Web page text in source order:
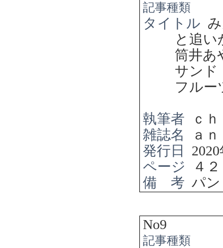
記事種類
タイトル
と追
筒井
サン
フルー
執筆者
ｃ
雑誌名
ａ
発行日
2020
ページ
４
備 考 パ
No9
記事種類